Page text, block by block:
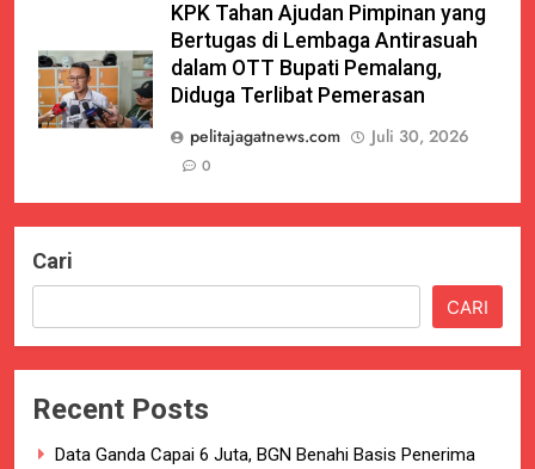
KPK Tahan Ajudan Pimpinan yang
Bertugas di Lembaga Antirasuah
dalam OTT Bupati Pemalang,
Diduga Terlibat Pemerasan
pelitajagatnews.com
Juli 30, 2026
0
Cari
CARI
Recent Posts
Data Ganda Capai 6 Juta, BGN Benahi Basis Penerima